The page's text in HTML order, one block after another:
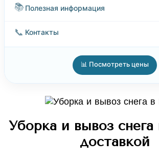
📚 Полезная информация
📞 Контакты
📊 Посмотреть цены
Уборка и вывоз снега
доставкой